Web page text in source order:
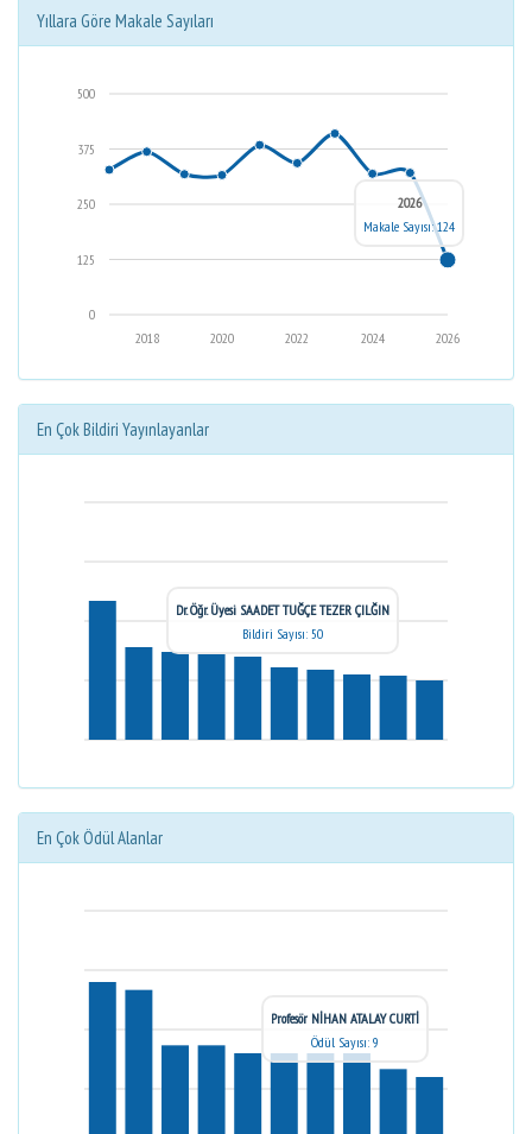
Yıllara Göre Makale Sayıları
0
125
250
375
500
2026
2024
2022
2020
2018
2026
Makale Sayısı: 124
En Çok Bildiri Yayınlayanlar
Dr. Öğr. Üyesi SAADET TUĞÇE TEZER ÇILĞIN
Bildiri Sayısı: 50
En Çok Ödül Alanlar
Profesör NİHAN ATALAY CURTİ
Ödül Sayısı: 9